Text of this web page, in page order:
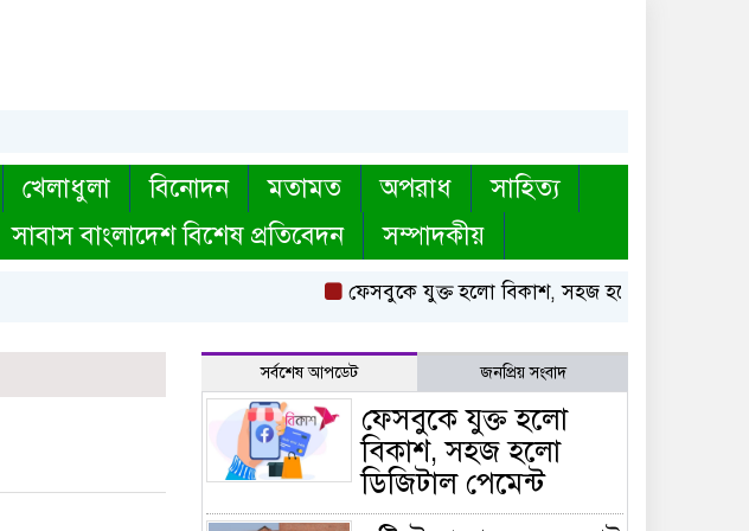
খেলাধুলা বিনোদন মতামত অপরাধ
সাহিত্য
সাবাস বাংলাদেশ বিশেষ প্রতিবেদন সম্পাদকীয়
ফেসবুকে যুক্ত হলো বিকাশ, সহজ হলো ডিজিটাল পেমেন্ট
সর্বশেষ আপডেট জনপ্রিয় সংবাদ
ফেসবুকে যুক্ত হলো
বিকাশ, সহজ হলো
ডিজিটাল পেমেন্ট